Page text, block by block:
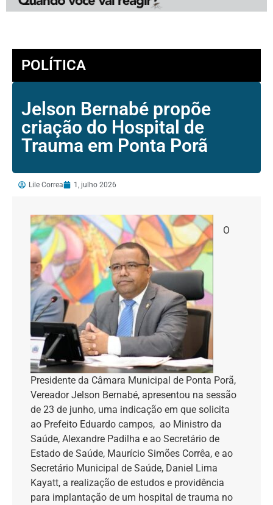
POLÍTICA
Jelson Bernabé propõe
criação do Hospital de
Trauma em Ponta Porã
Lile Correa 1, julho 2026
O
Presidente da Câmara Municipal de Ponta Porã,
Vereador Jelson Bernabé, apresentou na sessão
de 23 de junho, uma indicação em que solicita
ao Prefeito Eduardo campos, ao Ministro da
Saúde, Alexandre Padilha e ao Secretário de
Estado de Saúde, Maurício Simões Corrêa, e ao
Secretário Municipal de Saúde, Daniel Lima
Kayatt, a realização de estudos e providência
para implantação de um hospital de trauma no